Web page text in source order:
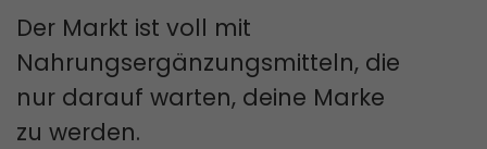
Der Markt ist voll mit
Nahrungsergänzungsmitteln, die
nur darauf warten, deine Marke
zu werden.